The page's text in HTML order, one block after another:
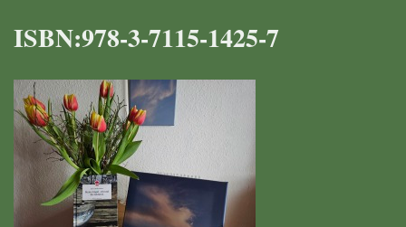
ISBN:978-3-7115-1425-7